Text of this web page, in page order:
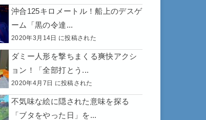
沖合125キロメートル！船上のデスゲ
ーム「黒の令達...
2020年3月14日 に投稿された
ダミー人形を撃ちまくる爽快アクシ
ョン！「全部打とう...
2020年4月7日 に投稿された
不気味な絵に隠された意味を探る
「ブタをやった日」を...